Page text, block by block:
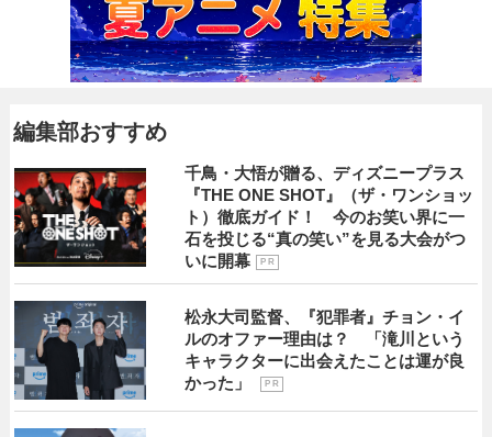
編集部おすすめ
千鳥・大悟が贈る、ディズニープラス
『THE ONE SHOT』（ザ・ワンショッ
ト）徹底ガイド！ 今のお笑い界に一
石を投じる“真の笑い”を見る大会がつ
いに開幕
P R
松永大司監督、『犯罪者』チョン・イ
ルのオファー理由は？ 「滝川という
キャラクターに出会えたことは運が良
かった」
P R